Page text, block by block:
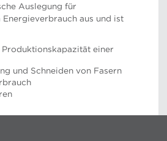
Auslegung für
aus und ist
einer
und Schneiden von Fasern